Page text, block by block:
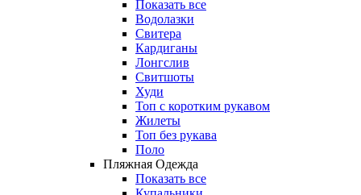
Показать все
Водолазки
Свитера
Кардиганы
Лонгслив
Свитшоты
Худи
Топ с коротким рукавом
Жилеты
Топ без рукава
Поло
Пляжная Одежда
Показать все